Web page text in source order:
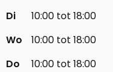
Di
10:00 tot 18:00
Wo
10:00 tot 18:00
Do
10:00 tot 18:00